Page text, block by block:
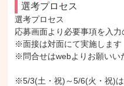
選考プロセス
選考プロセス
応募画面より必要事項を入力
※面接は対面にて実施します
※問合せはwebよりお願いい
※5/3(土・祝)～5/6(火・祝)